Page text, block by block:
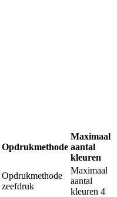
Opdrukmethode
Maximaal
aantal
kleuren
Opdrukmethode
zeefdruk
Maximaal
aantal
kleuren 4